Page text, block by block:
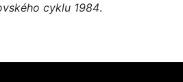
cyklu 1984.